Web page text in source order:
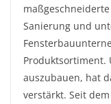
Sanierung und
Produktsortiment.
auszubauen, hat
verstärkt. Seit